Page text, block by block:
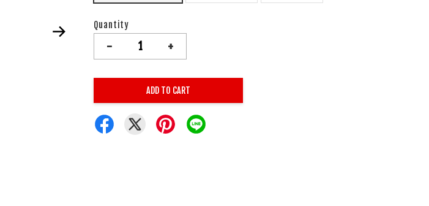
Quantity
- +
ADD TO CART